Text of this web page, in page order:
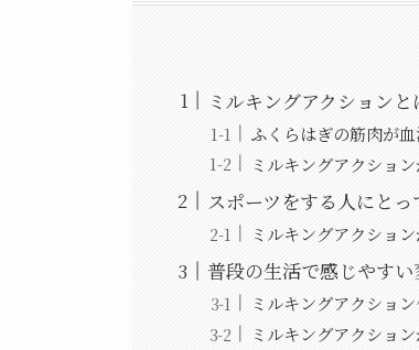
ミルキングアクションと
ふくらはぎの筋肉が
ミルキングアクショ
スポーツをする人にとっ
ミルキングアクショ
普段の生活で感じやすい
ミルキングアクショ
ミルキングアクショ